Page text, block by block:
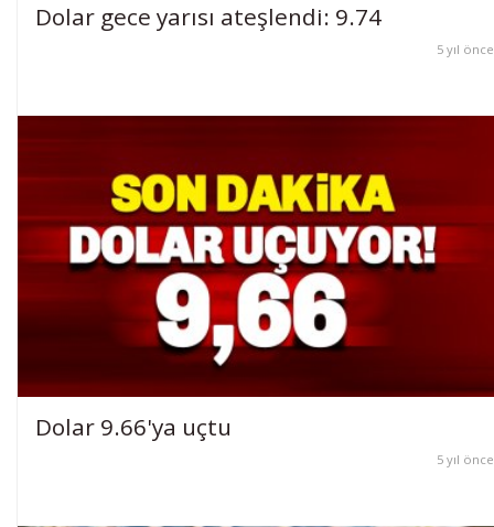
Dolar gece yarısı ateşlendi: 9.74
5 yıl önce
Dolar 9.66'ya uçtu
5 yıl önce